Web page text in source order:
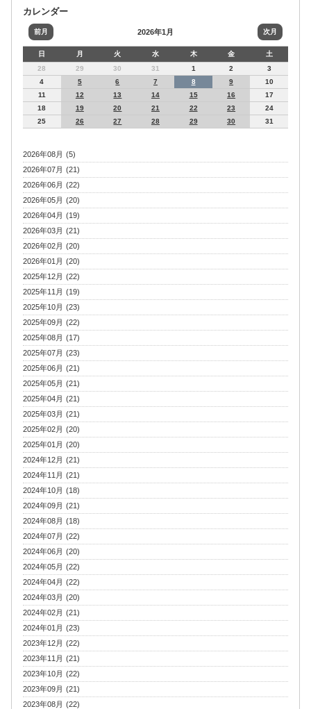
カレンダー
前月 2026年1月 次月
日 月 火 水 木 金
土
28
29 30 31 1 2
3
4
5 6 7 8 9
10
11
12 13 14 15 16
17
18
19 20 21 22 23
24
25
26 27 28 29 30 31
2026年08月 (5)
2026年07月 (21)
2026年06月 (22)
2026年05月 (20)
2026年04月 (19)
2026年03月 (21)
2026年02月 (20)
2026年01月 (20)
2025年12月 (22)
2025年11月 (19)
2025年10月 (23)
2025年09月 (22)
2025年08月 (17)
2025年07月 (23)
2025年06月 (21)
2025年05月 (21)
2025年04月 (21)
2025年03月 (21)
2025年02月 (20)
2025年01月 (20)
2024年12月 (21)
2024年11月 (21)
2024年10月 (18)
2024年09月 (21)
2024年08月 (18)
2024年07月 (22)
2024年06月 (20)
2024年05月 (22)
2024年04月 (22)
2024年03月 (20)
2024年02月 (21)
2024年01月 (23)
2023年12月 (22)
2023年11月 (21)
2023年10月 (22)
2023年09月 (21)
2023年08月 (22)